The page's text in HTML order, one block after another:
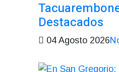
Destacados
04 Agosto 2026